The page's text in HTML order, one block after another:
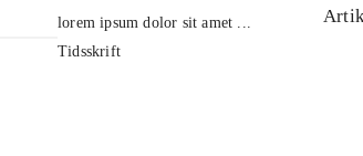
lorem ipsum dolor sit amet ...
Tidsskrift